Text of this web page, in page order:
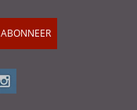
ABONNEER